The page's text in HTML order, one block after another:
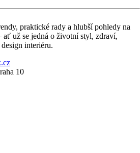
praktické rady a hlubší pohledy na
ať už se jedná o životní styl, zdraví,
interiéru.
10